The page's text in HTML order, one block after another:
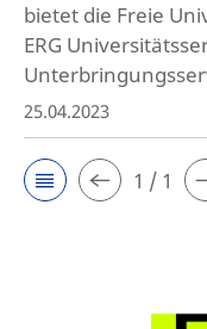
bietet die Freie
ERG
25.04.2023
1 / 1